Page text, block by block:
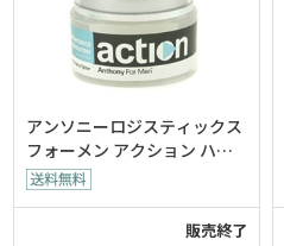
アンソニーロジスティックス
フォーメン アクション ハイ
パフォーマンスモイスチャラ
イザー
販売終了